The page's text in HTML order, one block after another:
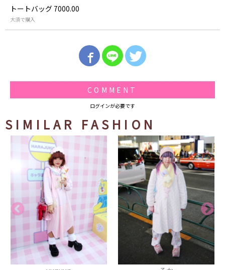
トートバッグ 7000.00
大須で購入
COMMENT
ログインが必要です
SIMILAR FASHION